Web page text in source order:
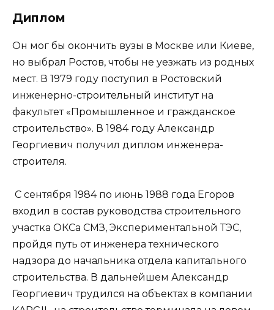
Диплом
Он мог бы окончить вузы в Москве или Киеве,
но выбрал Ростов, чтобы не уезжать из родных
мест. В 1979 году поступил в Ростовский
инженерно-строительный институт на
факультет «Промышленное и гражданское
строительство». В 1984 году Александр
Георгиевич получил диплом инженера-
строителя.
С сентября 1984 по июнь 1988 года Егоров
входил в состав руководства строительного
участка ОКСа СМЗ, Экспериментальной ТЭС,
пройдя путь от инженера технического
надзора до начальника отдела капитального
строительства. В дальнейшем Александр
Георгиевич трудился на объектах в компании